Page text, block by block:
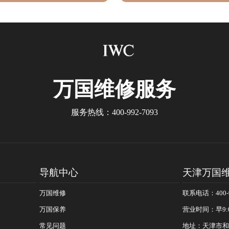
万国维修服务
服务热线： 400-992-7093
导航中心
万国维修
万国保养
常见问题
天津万国
联系电话：
营业时间：早
地址：天津市